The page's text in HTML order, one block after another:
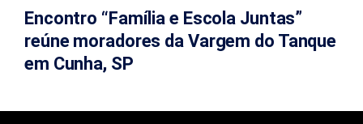
Encontro “Família e Escola Juntas”
reúne moradores da Vargem do Tanque
em Cunha, SP